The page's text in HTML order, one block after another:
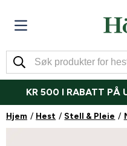
KR 500 I RABATT PÅ
Hjem Hest Stell & Pleie